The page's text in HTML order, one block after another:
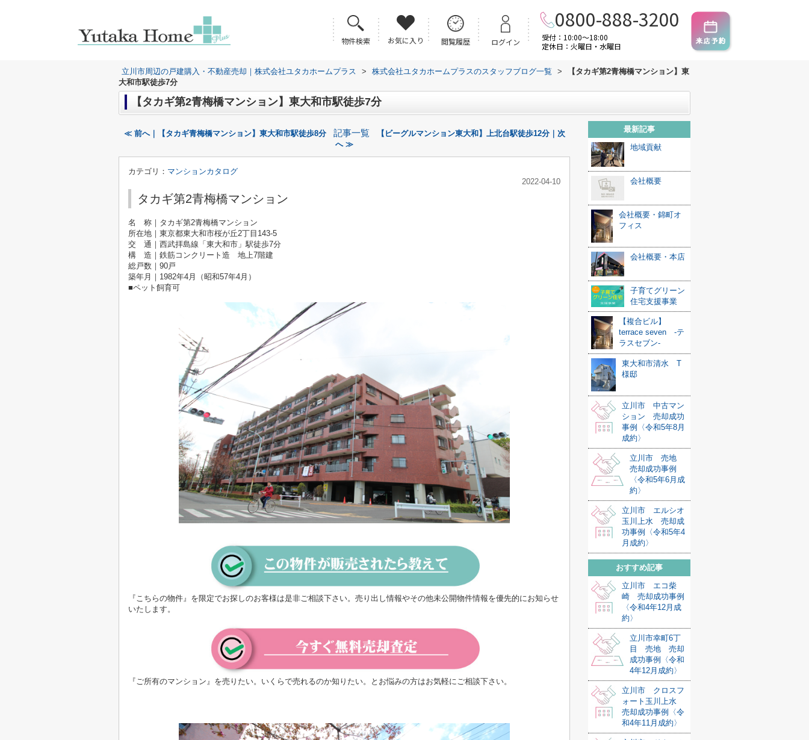
物件検索 お気に入り 閲覧履歴 ログイン
0800-888-3200
受付：10:00～18:00
定休日：火曜日・水曜日
立川市周辺の戸建購入・不動産売却｜株式会社ユタカホームプラス > 株式会社ユタカホームプラスのスタッフブログ一覧 >
【タカギ第2青梅橋マンション】東
大和市駅徒歩7分
【タカギ第2青梅橋マンション】東大和市駅徒歩7分
≪ 前へ｜【タカギ青梅橋マンション】東大和市駅徒歩8分 記事一覧
【ビーグルマンション東大和】上北台駅徒歩12分｜次
へ ≫
カテゴリ： マンションカタログ
2022-04-10
タカギ第2青梅橋マンション
名 称｜タカギ第2青梅橋マンション
所在地｜東京都東大和市桜が丘2丁目143-5
交 通｜西武拝島線「東大和市」駅徒歩7分
構 造｜鉄筋コンクリート造 地上7階建
総戸数｜90戸
築年月｜1982年4月（昭和57年4月）
■ペット飼育可
『こちらの物件』を限定でお探しのお客様は是非ご相談下さい。売り出し情報やその他未公開物件情報を優先的にお知らせ
いたします。
『ご所有のマンション』を売りたい。いくらで売れるのか知りたい。とお悩みの方はお気軽にご相談下さい。
最新記事
地域貢献
会社概要
会社概要・錦町オ
フィス
会社概要・本店
子育てグリーン
住宅支援事業
【複合ビル】
terrace seven -テ
ラスセブン-
東大和市清水 T
様邸
立川市 中古マン
ション 売却成功
事例〈令和5年8月
成約〉
立川市 売地
売却成功事例
〈令和5年6月成
約〉
立川市 エルシオ
玉川上水 売却成
功事例〈令和5年4
月成約〉
おすすめ記事
立川市 エコ柴
崎 売却成功事例
〈令和4年12月成
約〉
立川市幸町6丁
目 売地 売却
成功事例〈令和
4年12月成約〉
立川市 クロスフ
ォート玉川上水
売却成功事例〈令
和4年11月成約〉